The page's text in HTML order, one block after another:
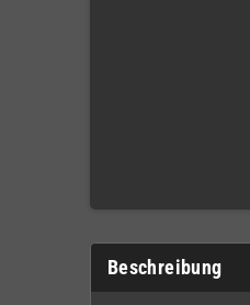
Beschreibung